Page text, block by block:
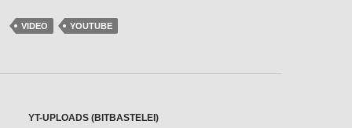
VIDEO YOUTUBE
YT-UPLOADS (BITBASTELEI)